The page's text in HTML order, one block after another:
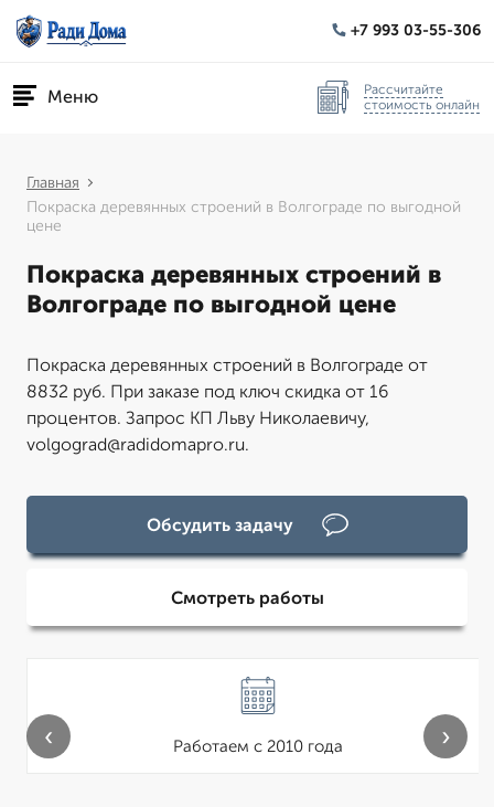
+7 993 03-55-306
Меню
Рассчитайте
стоимость онлайн
Главная
Покраска деревянных строений в Волгограде по выгодной
цене
Покраска деревянных строений в
Волгограде по выгодной цене
Покраска деревянных строений в Волгограде от
8832 руб. При заказе под ключ скидка от 16
процентов. Запрос КП Льву Николаевичу,
volgograd@radidomapro.ru.
Обсудить задачу
Смотреть работы
Работаем с 2010 года
‹ ›